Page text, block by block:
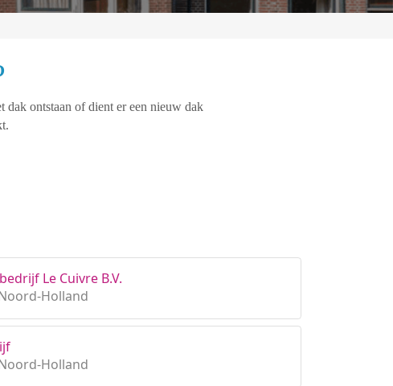
dak ontstaan of dient er een nieuw dak
Le Cuivre B.V.
Holland
Holland